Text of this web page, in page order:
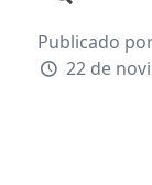
Publicado
22 de